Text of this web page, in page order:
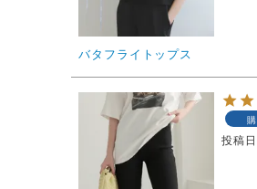
バタフライトップス
投稿日